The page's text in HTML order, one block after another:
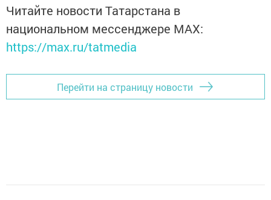
Читайте новости Татарстана в
национальном мессенджере MАХ:
https://max.ru/tatmedia
Перейти на страницу новости